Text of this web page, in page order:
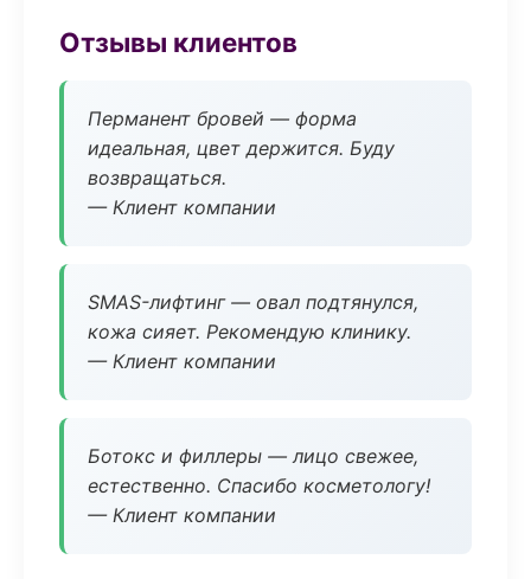
Отзывы клиентов
Перманент бровей — форма
идеальная, цвет держится. Буду
возвращаться.
— Клиент компании
SMAS-лифтинг — овал подтянулся,
кожа сияет. Рекомендую клинику.
— Клиент компании
Ботокс и филлеры — лицо свежее,
естественно. Спасибо косметологу!
— Клиент компании